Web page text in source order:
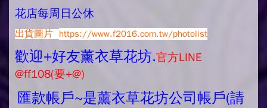
花店每周日公休
出貨圖片 https://www.f2016.com.tw/photolist
歡迎+好友薰衣草花坊.官方LINE
@ff108(要+@)
匯款帳戶~是薰衣草花坊公司帳戶(請